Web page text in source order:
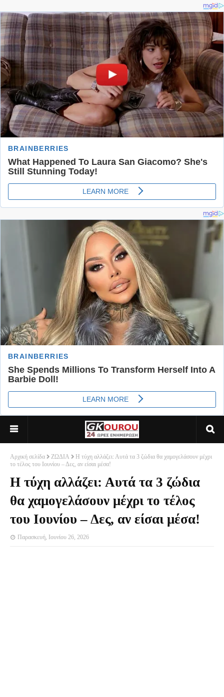
Αρχική σελίδα ΖΩΔΙΑ
Η τύχη αλλάζει: Αυτά τα 3 ζώδια θα χαμογελάσουν μέχρι
το τέλος του Ιουνίου – Δες, αν είσαι μέσα!
Η τύχη αλλάζει: Αυτά τα 3 ζώδια
θα χαμογελάσουν μέχρι το τέλος
του Ιουνίου – Δες, αν είσαι μέσα!
Παρασκευή, Ιουνίου 26, 2026